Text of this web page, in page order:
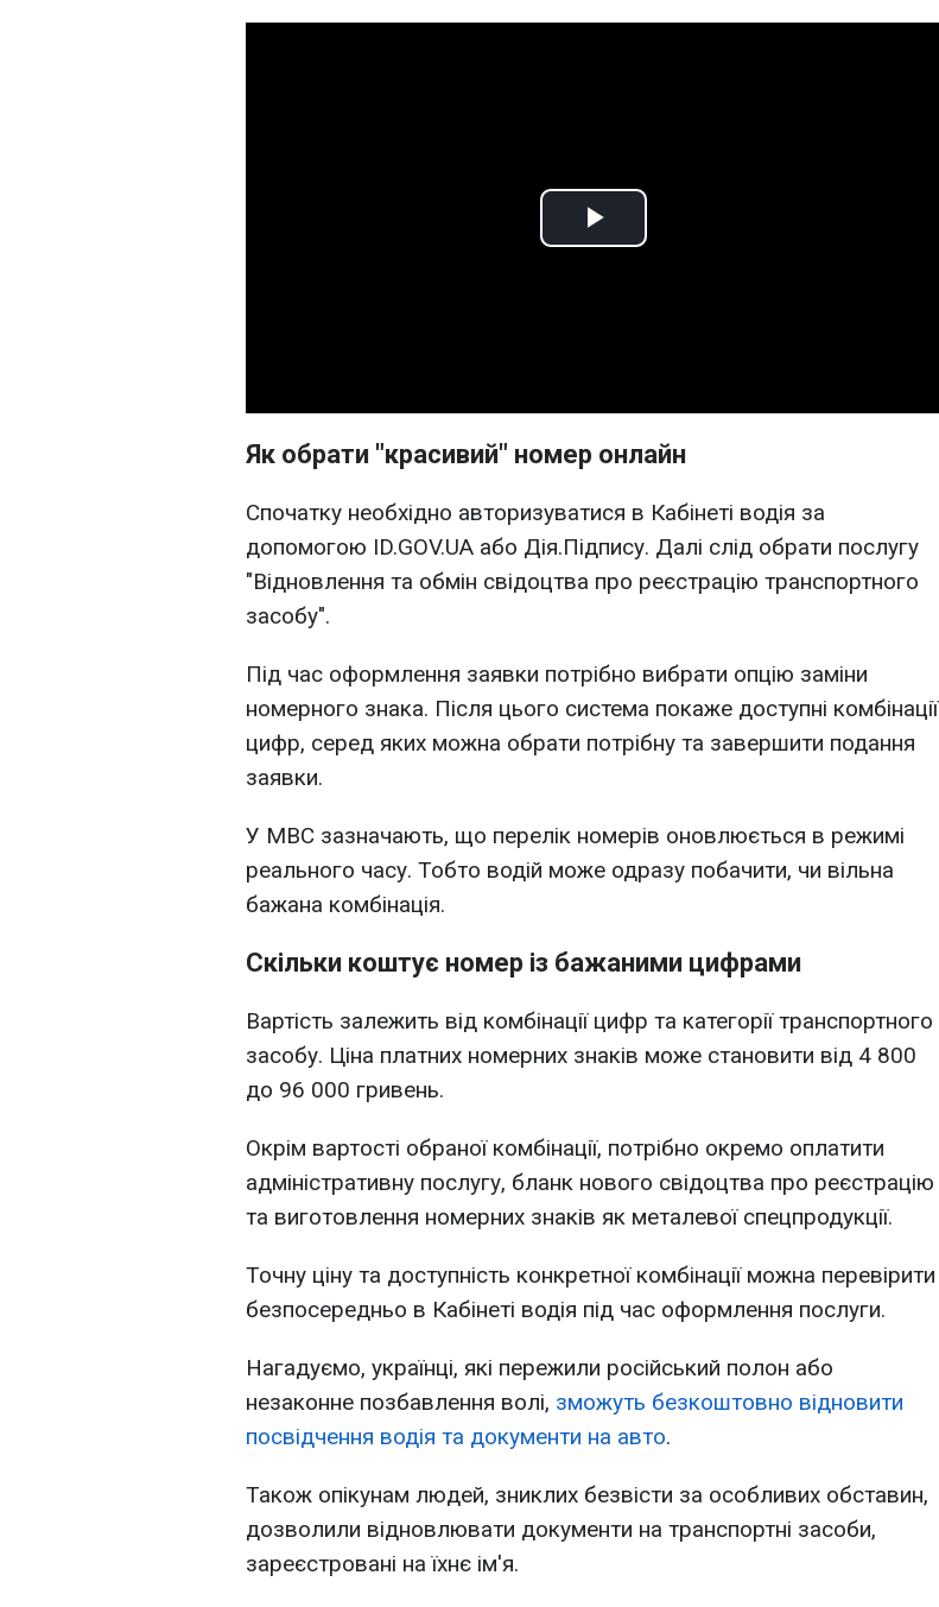
Play
Як обрати "красивий" номер онлайн
Спочатку необхідно авторизуватися в Кабінеті водія за
допомогою ID.GOV.UA або Дія.Підпису. Далі слід обрати послугу
"Відновлення та обмін свідоцтва про реєстрацію транспортного
засобу".
Під час оформлення заявки потрібно вибрати опцію заміни
номерного знака. Після цього система покаже доступні комбінації
цифр, серед яких можна обрати потрібну та завершити подання
заявки.
У МВС зазначають, що перелік номерів оновлюється в режимі
реального часу. Тобто водій може одразу побачити, чи вільна
бажана комбінація.
Скільки коштує номер із бажаними цифрами
Вартість залежить від комбінації цифр та категорії транспортного
засобу. Ціна платних номерних знаків може становити від 4 800
до 96 000 гривень.
Окрім вартості обраної комбінації, потрібно окремо оплатити
адміністративну послугу, бланк нового свідоцтва про реєстрацію
та виготовлення номерних знаків як металевої спецпродукції.
Точну ціну та доступність конкретної комбінації можна перевірити
безпосередньо в Кабінеті водія під час оформлення послуги.
Нагадуємо, українці, які пережили російський полон або
незаконне позбавлення волі, зможуть безкоштовно відновити
посвідчення водія та документи на авто.
Також опікунам людей, зниклих безвісти за особливих обставин,
дозволили відновлювати документи на транспортні засоби,
зареєстровані на їхнє ім'я.